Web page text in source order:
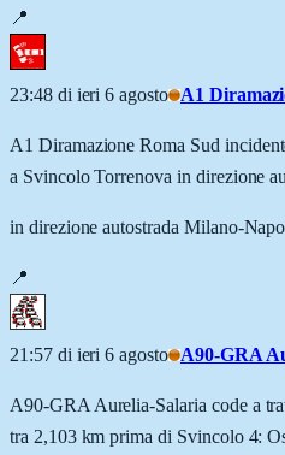
📍
23:48 di ieri 6 agosto A1
A1 Diramazione Roma Sud
a Svincolo Torrenova in direzione
in direzione autostrada Milano-
📍
21:57 di ieri 6 agosto A90-GRA
A90-GRA Aurelia-Salaria code a
tra 2,103 km prima di Svincolo 4: